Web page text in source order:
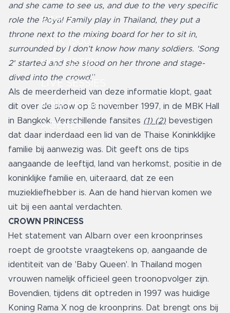
KINK XL
KINK 1500
HITLIJSTEN
LIVE SESSIES
KINK PRESENTS
AGENDA
and she came to see us, and due to the very specific
role the Royal Family play in Thailand, they put a
throne next to the mixing board for her to sit in,
surrounded by I don’t know how many soldiers. 'Song
2' started and she stood on her throne and stage-
dived into the crowd.”
Als de meerderheid van deze informatie klopt, gaat
dit over de show op 8 november 1997, in de MBK Hall
in Bangkok. Verschillende fansites (1) (2) bevestigen
dat daar inderdaad een lid van de Thaise Koninkklijke
familie bij aanwezig was. Dit geeft ons de tips
aangaande de leeftijd, land van herkomst, positie in de
koninklijke familie en, uiteraard, dat ze een
muziekliefhebber is. Aan de hand hiervan komen we
uit bij een aantal verdachten.
CROWN PRINCESS
Het statement van Albarn over een kroonprinses
roept de grootste vraagtekens op, aangaande de
identiteit van de 'Baby Queen'. In Thailand mogen
vrouwen namelijk officieel geen troonopvolger zijn.
Bovendien, tijdens dit optreden in 1997 was huidige
Koning Rama X nog de kroonprins. Dat brengt ons bij